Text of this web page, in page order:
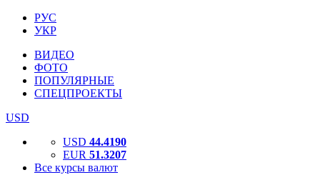
РУС
УКР
ВИДЕО
ФОТО
ПОПУЛЯРНЫЕ
СПЕЦПРОЕКТЫ
USD
USD 44.4190
EUR 51.3207
Все курсы валют